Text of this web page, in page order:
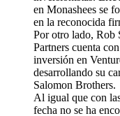
en Monashees se
en la reconocida
Por otro lado, Rob
Partners cuenta
inversión en
desarrollando su
Salomon Brothers.
Al igual que con
fecha no se ha